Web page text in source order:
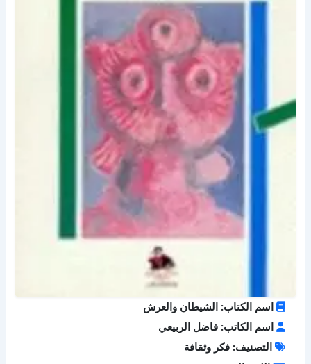
اسم الكتاب: الشيطان والعرش
اسم الكاتب: فاضل الربيعي
التصنيف: فكر وثقافة